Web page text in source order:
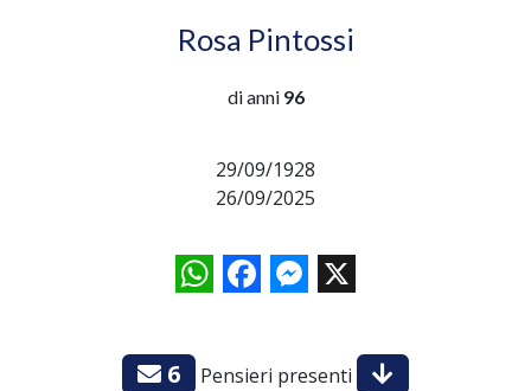
Rosa Pintossi
di anni 96
29/09/1928
26/09/2025
WhatsAppFacebookMessenger
X
6 Pensieri presenti